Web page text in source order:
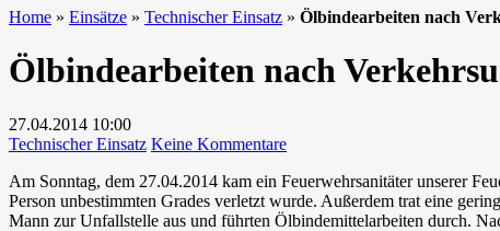
Home » Einsätze » Technischer Einsatz » Ölbindearbeiten nach
Ölbindearbeiten nach
27.04.2014 10:00
Technischer Einsatz Keine Kommentarezu
nach
Verkehrsunfall
Am Sonntag, dem 27.04.2014 kam ein Feuerwehrsanitäter unserer
Person unbestimmten Grades verletzt wurde. Außerdem trat eine
Mann zur Unfallstelle aus und führten Ölbindemittelarbeiten durch.